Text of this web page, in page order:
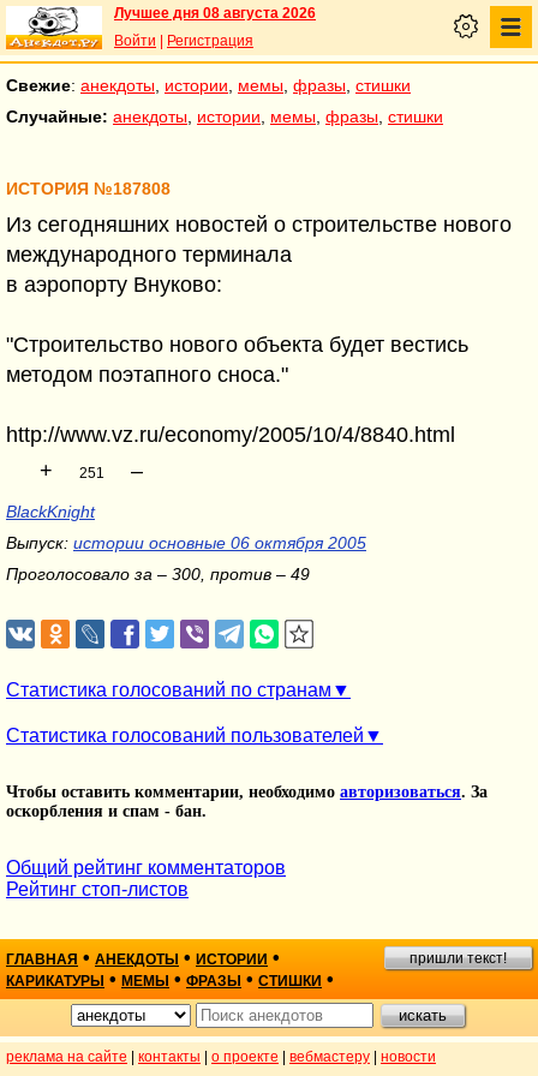
Лучшее дня 08 августа 2026
Войти
Регистрация
Свежие: анекдоты истории мемы фразы стишки
Случайные: анекдоты истории мемы фразы стишки
ИСТОРИЯ №187808
Из сегодняшних новостей о строительстве нового
международного терминала
в аэропорту Внуково:
"Строительство нового объекта будет вестись
методом поэтапного сноса."
http://www.vz.ru/economy/2005/10/4/8840.html
+
251 –
BlackKnight
Выпуск: истории основные 06 октября 2005
Проголосовало за – 300, против – 49
Статистика голосований по странам
Статистика голосований пользователей
Чтобы оставить комментарии, необходимо авторизоваться. За
оскорбления и спам - бан.
Общий рейтинг комментаторов
Рейтинг стоп-листов
ГЛАВНАЯ • АНЕКДОТЫ • ИСТОРИИ •
КАРИКАТУРЫ • МЕМЫ • ФРАЗЫ • СТИШКИ •
пришли текст!
реклама на сайте контакты о проекте вебмастеру новости